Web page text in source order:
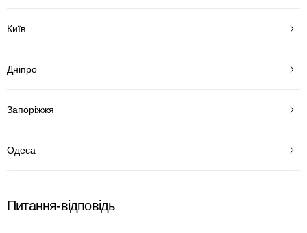
Київ
Дніпро
Запоріжжя
Одеса
Питання-відповідь